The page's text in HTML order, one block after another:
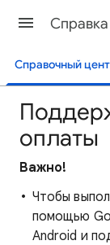
Справочный
оплаты
Важно!
Чтобы
помощью
Android и